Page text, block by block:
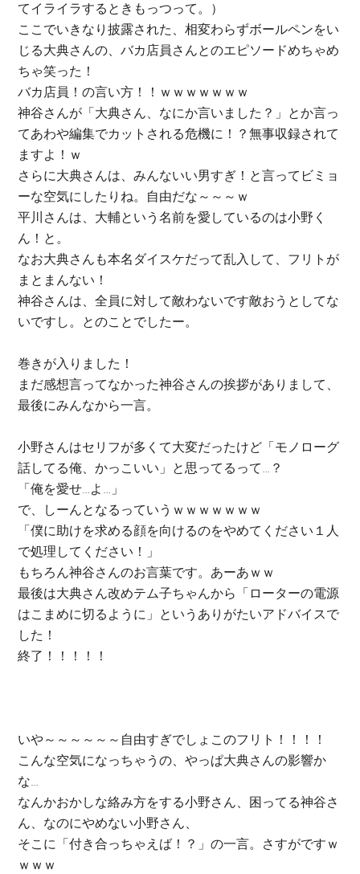
てイライラするときもっつって。）
ここでいきなり披露された、相変わらずボールペンをい
じる大典さんの、バカ店員さんとのエピソードめちゃめ
ちゃ笑った！
バカ店員！の言い方！！ｗｗｗｗｗｗｗ
神谷さんが「大典さん、なにか言いました？」とか言っ
てあわや編集でカットされる危機に！？無事収録されて
ますよ！ｗ
さらに大典さんは、みんないい男すぎ！と言ってビミョ
ーな空気にしたりね。自由だな～～～ｗ
平川さんは、大輔という名前を愛しているのは小野く
ん！と。
なお大典さんも本名ダイスケだって乱入して、フリトが
まとまんない！
神谷さんは、全員に対して敵わないです敵おうとしてな
いですし。とのことでしたー。
巻きが入りました！
まだ感想言ってなかった神谷さんの挨拶がありまして、
最後にみんなから一言。
小野さんはセリフが多くて大変だったけど「モノローグ
話してる俺、かっこいい」と思ってるって…？
「俺を愛せ…よ…」
で、しーんとなるっていうｗｗｗｗｗｗｗ
「僕に助けを求める顔を向けるのをやめてください１人
で処理してください！」
もちろん神谷さんのお言葉です。あーあｗｗ
最後は大典さん改めテム子ちゃんから「ローターの電源
はこまめに切るように」というありがたいアドバイスで
した！
終了！！！！！
いや～～～～～～自由すぎでしょこのフリト！！！！
こんな空気になっちゃうの、やっぱ大典さんの影響か
な…
なんかおかしな絡み方をする小野さん、困ってる神谷さ
ん、なのにやめない小野さん、
そこに「付き合っちゃえば！？」の一言。さすがですｗ
ｗｗｗ